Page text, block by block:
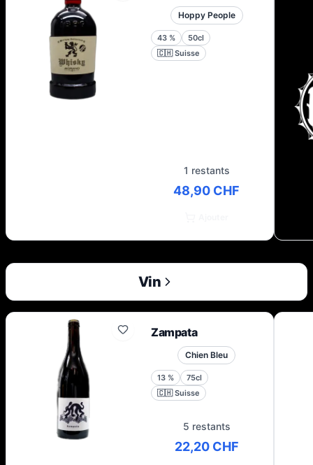
Hoppy People
43 %
50cl
🇨🇭 Suisse
1 restants
48,90 CHF
Vin
Zampata
Chien Bleu
13 %
75cl
🇨🇭 Suisse
5 restants
22,20 CHF